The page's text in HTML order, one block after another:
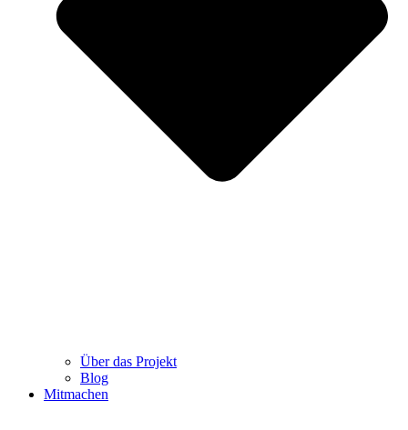
Über das Projekt
Blog
Mitmachen